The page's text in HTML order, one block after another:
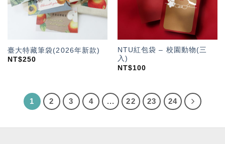
臺大特藏筆袋(2026年新款)
NT$250
NTU紅包袋 – 校園動物(三
入)
NT$100
1 2 3 4 ... 22 23 24